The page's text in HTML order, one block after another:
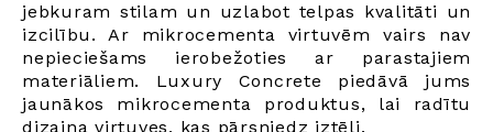
jebkuram stilam un uzlabot telpas kvalitāti un
izcilību. Ar mikrocementa virtuvēm vairs nav
nepieciešams ierobežoties ar parastajiem
materiāliem. Luxury Concrete piedāvā jums
jaunākos mikrocementa produktus, lai radītu
dizaina virtuves, kas pārsniedz iztēli.